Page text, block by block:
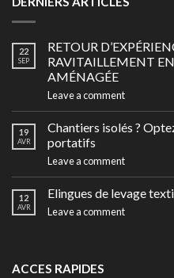
22
SEP
RETOUR
RAVITAILLEMENT
AMÉNAGÉE
Leave a comment
19
AVR
Chantiers isolés ?
portatifs
Leave a comment
12
AVR
Elingues de levage
Leave a comment
ACCES RAPIDES